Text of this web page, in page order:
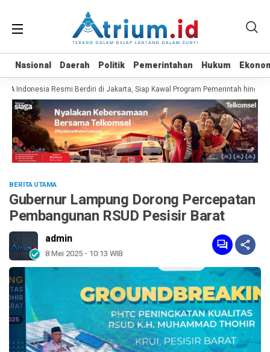
Nasional Daerah Politik Pemerintahan Hukum
Nasional Daerah Politik Pemerintahan Hukum
Indonesia Resmi Berdiri di Jakarta, Siap Kawal Program Pemerintah hingga
BERITA UTAMA
Gubernur Lampung Dorong Percepatan
Pembangunan RSUD Pesisir Barat
admin
8 Mei 2025 - 10:13 WIB